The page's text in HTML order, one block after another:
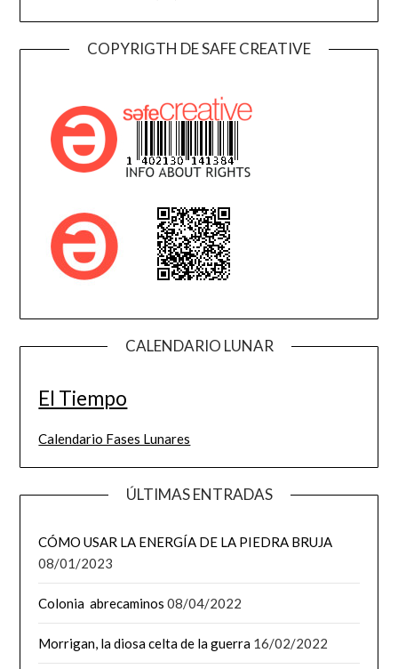
COPYRIGTH DE SAFE CREATIVE
CALENDARIO LUNAR
El Tiempo
Calendario Fases Lunares
ÚLTIMAS ENTRADAS
CÓMO USAR LA ENERGÍA DE LA PIEDRA BRUJA
08/01/2023
Colonia abrecaminos 08/04/2022
Morrigan, la diosa celta de la guerra 16/02/2022